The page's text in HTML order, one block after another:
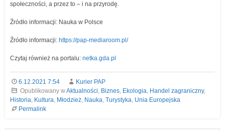
społeczności, a przez to – i na przyrodę.
Źródło informacji: Nauka w Polsce
Źródło informacji: https://pap-mediaroom.pl/
Czytaj również na portalu: netka.gda.pl
6.12.2021 7:54
Kurier PAP
Opublikowany wAktualności, Biznes, Ekologia, Handel zagraniczny,
Historia, Kultura, Młodzież, Nauka, Turystyka, Unia Europejska
Permalink